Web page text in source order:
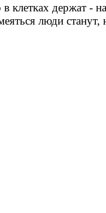
клетках держат -
люди станут,